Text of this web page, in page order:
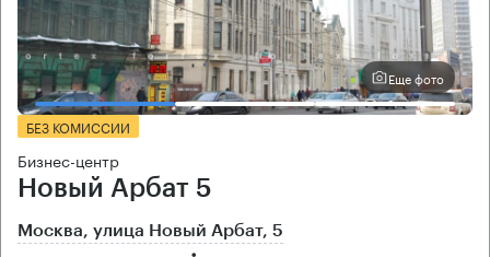
Еще фото
БЕЗ КОМИССИИ
Бизнес-центр
Новый Арбат 5
Москва, улица Новый Арбат, 5